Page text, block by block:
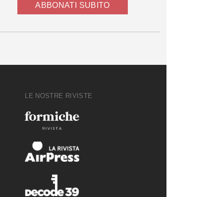
ABBONATI SUBITO
LE NOSTRE RIVISTE